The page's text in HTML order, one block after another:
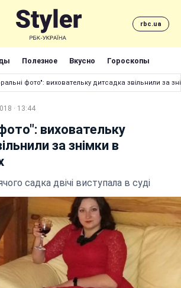
rbc.ua
Полезное Вкусно Гороскопы
фото": виховательку дитсадка звільнили за
· 13:44
виховательку
за знімки в
садка двічі виступала в суді